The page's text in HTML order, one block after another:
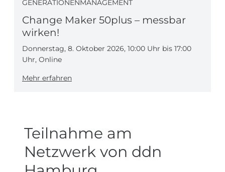
GENERATIONENMANAGEMENT
Change Maker 50plus – messbar
wirken!
Donnerstag, 8. Oktober 2026, 10:00 Uhr bis 17:00
Uhr, Online
Mehr erfahren
Teilnahme am
Netzwerk von ddn